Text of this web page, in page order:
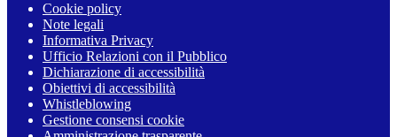
Cookie policy
Note legali
Informativa Privacy
Ufficio Relazioni con il Pubblico
Dichiarazione di accessibilità
Obiettivi di accessibilità
Whistleblowing
Gestione consensi cookie